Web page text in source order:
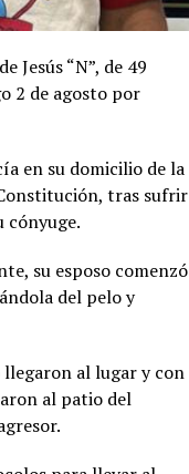
Jesús “N”, de 49
2 de agosto por
en su domicilio de la
tras sufrir
cónyuge.
su esposo comenzó
del pelo y
al lugar y con
al patio del